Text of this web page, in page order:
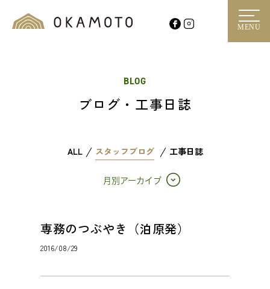
MENU
BLOG
ブログ・工事日誌
ALL スタッフブログ 工事日誌
月別アーカイブ
専務のつぶやき（泊原発）
2016/08/29